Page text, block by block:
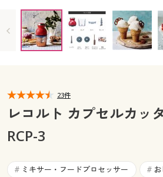
デジタルカタログ
カタログ無料プレゼント
マイページ
閲覧履歴
お気に入り
カタログ無料プレゼント
会員メニュー
閲覧履歴
お気に入り
サポート
23件
レコルト カプセルカッ
RCP-3
# ミキサー・フードプロセッサー #